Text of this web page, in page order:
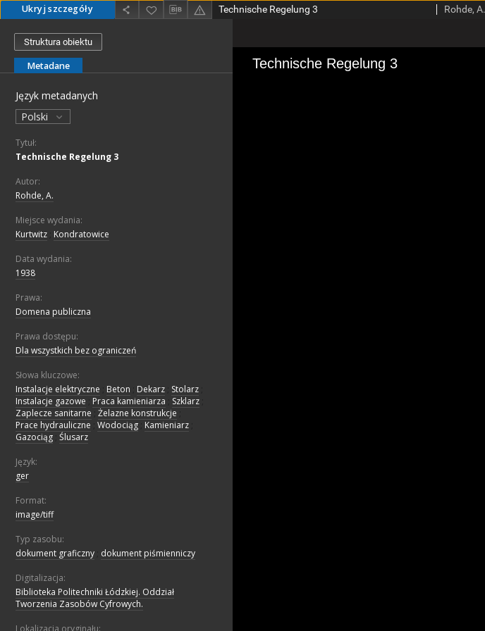
Ukryj szczegóły Technische Regelung 3 Rohde, A.
Struktura obiektu
Metadane
Język metadanych
Polski
Tytuł:
Technische Regelung 3
Autor:
Rohde, A.
Miejsce wydania:
Kurtwitz Kondratowice
Data wydania:
1938
Prawa:
Domena publiczna
Prawa dostępu:
Dla wszystkich bez ograniczeń
Słowa kluczowe:
Instalacje elektryczne
Beton Dekarz Stolarz
Instalacje gazowe
Praca kamieniarza Szklarz
Zaplecze sanitarne Żelazne konstrukcje
Prace hydrauliczne Wodociąg Kamieniarz
Gazociąg Ślusarz
Język:
ger
Format:
image/tiff
Typ zasobu:
dokument graficzny dokument piśmienniczy
Digitalizacja:
Biblioteka Politechniki Łódzkiej. Oddział
Tworzenia Zasobów Cyfrowych.